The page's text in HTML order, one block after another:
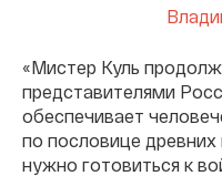
«Мистер Куль
представителями
обеспечивает
по пословице древних
нужно готовиться к